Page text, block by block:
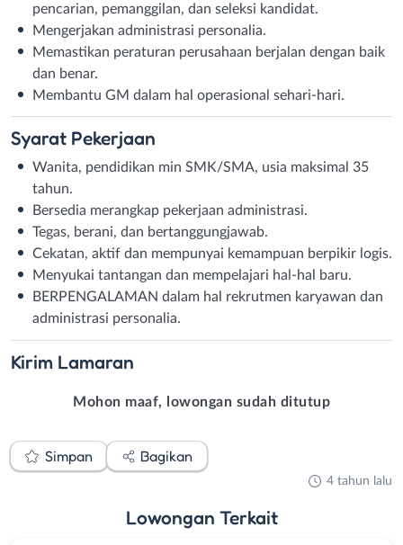
pencarian, pemanggilan, dan seleksi kandidat.
Mengerjakan administrasi personalia.
Memastikan peraturan perusahaan berjalan dengan baik
dan benar.
Membantu GM dalam hal operasional sehari-hari.
Syarat Pekerjaan
Wanita, pendidikan min SMK/SMA, usia maksimal 35
tahun.
Bersedia merangkap pekerjaan administrasi.
Tegas, berani, dan bertanggungjawab.
Cekatan, aktif dan mempunyai kemampuan berpikir logis.
Menyukai tantangan dan mempelajari hal-hal baru.
BERPENGALAMAN dalam hal rekrutmen karyawan dan
administrasi personalia.
Kirim Lamaran
Mohon maaf, lowongan sudah ditutup
Simpan Bagikan
4 tahun lalu
Lowongan Terkait